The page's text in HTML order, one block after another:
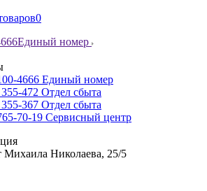
0
Единый номер
4666 Единый номер
472 Отдел сбыта
367 Отдел сбыта
70-19 Сервисный центр
Михаила Николаева, 25/5